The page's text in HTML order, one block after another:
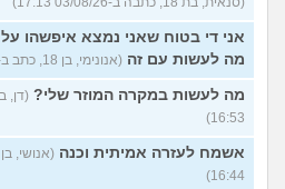
אני די בטוח שאני נמצא איפשהו על
מה לעשות עם זה (אנונימי, בן 18, כתב ב-03/08/26 17:02)
מה לעשות במקרה המוזר שלי?
16:53)
אשמח לעזרה אמיתית וכנה
16:44)